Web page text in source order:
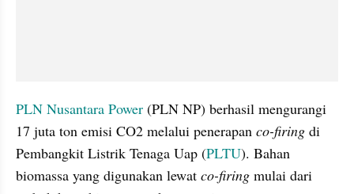
PLN Nusantara Power (PLN NP) berhasil mengurangi
17 juta ton emisi CO2 melalui penerapan co-firing di
Pembangkit Listrik Tenaga Uap (PLTU). Bahan
biomassa yang digunakan lewat co-firing mulai dari